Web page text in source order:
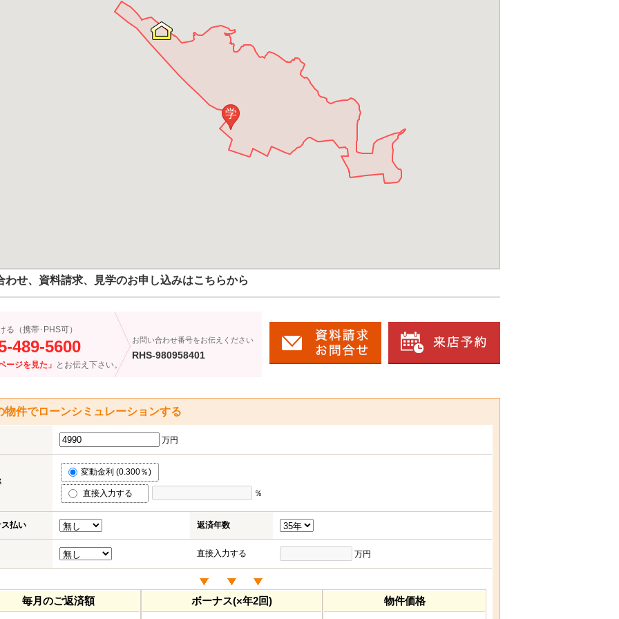
学
わせ、資料請求、見学のお申し込みはこちらから
る（携帯･PHS可）
489-5600
ージを見た」 とお伝え下さい。
お問い合わせ番号をお伝えください
RHS-980958401
物件でローンシミュレーションする
万円
変動金利 (0.300％)
直接入力する ％
払い 返済年数
直接入力する 万円
毎月のご返済額 ボーナス(×年2回) 物件価格